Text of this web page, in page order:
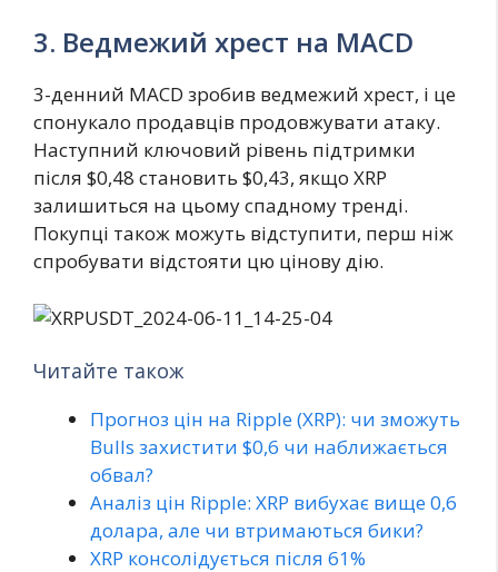
3. Ведмежий хрест на MACD
3-денний MACD зробив ведмежий хрест, і це
спонукало продавців продовжувати атаку.
Наступний ключовий рівень підтримки
після $0,48 становить $0,43, якщо XRP
залишиться на цьому спадному тренді.
Покупці також можуть відступити, перш ніж
спробувати відстояти цю цінову дію.
Читайте також
Прогноз цін на Ripple (XRP): чи зможуть
Bulls захистити $0,6 чи наближається
обвал?
Аналіз цін Ripple: XRP вибухає вище 0,6
долара, але чи втримаються бики?
XRP консолідується після 61%